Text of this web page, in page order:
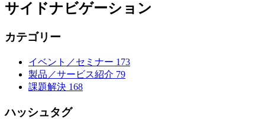
サイドナビゲーション
カテゴリー
イベント／セミナー 173
製品／サービス紹介 79
課題解決 168
ハッシュタグ